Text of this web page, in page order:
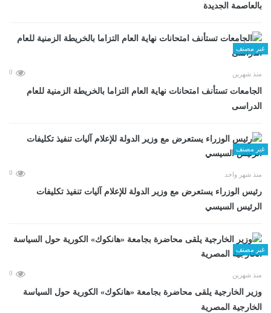
بالعاصمة الجديدة
غير مصنف
منذ شهرين 0
الجامعات تستأنف امتحانات نهاية العام التزاما بالخريطة الزمنية للعام
الدراسى
غير مصنف
منذ شهر واحد 0
رئيس الوزراء يستعرض مع وزير الدولة للإعلام آليات تنفيذ تكليفات
الرئيس السيسي
غير مصنف
منذ شهرين 0
وزير الخارجية يلقى محاضرة بجامعة «هانكوك» الكورية حول السياسة
الخارجية المصرية